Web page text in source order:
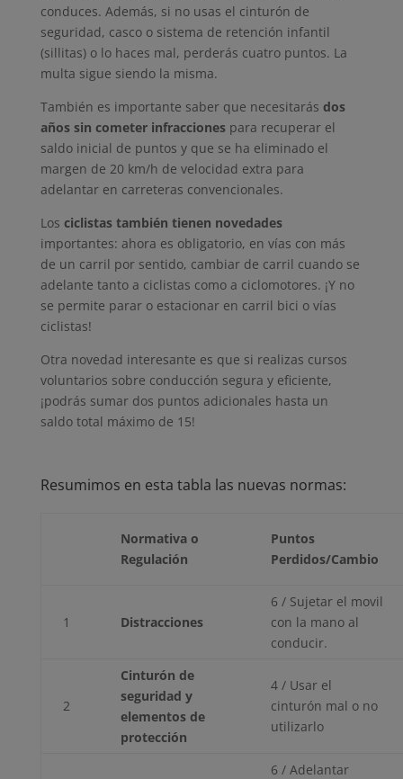
conduces. Además, si no usas el cinturón de
seguridad, casco o sistema de retención infantil
(sillitas) o lo haces mal, perderás cuatro puntos. La
multa sigue siendo la misma.
También es importante saber que necesitarás dos
años sin cometer infraccionespara recuperar el
saldo inicial de puntos y que se ha eliminado el
margen de 20 km/h de velocidad extra para
adelantar en carreteras convencionales.
Los ciclistas también tienen novedades
importantes: ahora es obligatorio, en vías con más
de un carril por sentido, cambiar de carril cuando se
adelante tanto a ciclistas como a ciclomotores. ¡Y no
se permite parar o estacionar en carril bici o vías
ciclistas!
Otra novedad interesante es que si realizas cursos
voluntarios sobre conducción segura y eficiente,
¡podrás sumar dos puntos adicionales hasta un
saldo total máximo de 15!
Resumimos en esta tabla las nuevas normas:
Normativa o
Regulación
Puntos
Perdidos/Cambio
1 Distracciones
6 / Sujetar el movil
con la mano al
conducir.
2
Cinturón de
seguridad y
elementos de
protección
4 / Usar el
cinturón mal o no
utilizarlo
6 / Adelantar